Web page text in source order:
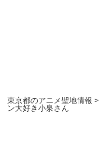
東京都のアニメ聖地情報 >
ン大好き小泉さん